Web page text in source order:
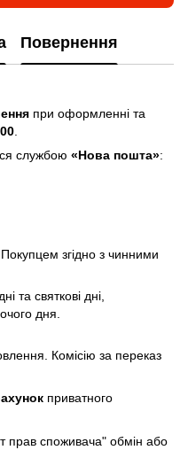
Повернення
при оформленні та
службою «Нова пошта»:
згідно з чинними
та святкові дні,
дня.
Комісію за переказ
приватного
прав споживача" обмін або